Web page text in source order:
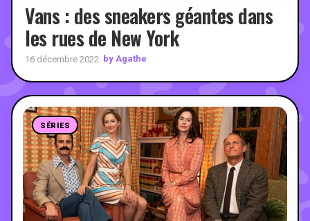
Vans : des sneakers géantes dans
les rues de New York
16 décembre 2022 by Agathe
SÉRIES